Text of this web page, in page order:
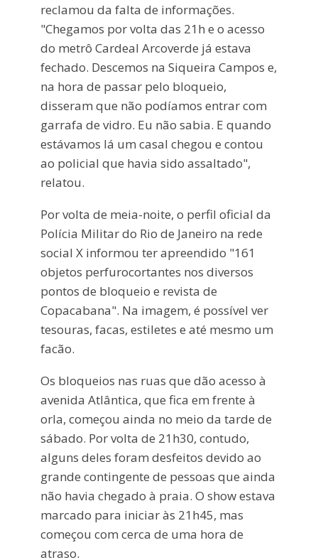
reclamou da falta de informações.
"Chegamos por volta das 21h e o acesso
do metrô Cardeal Arcoverde já estava
fechado. Descemos na Siqueira Campos e,
na hora de passar pelo bloqueio,
disseram que não podíamos entrar com
garrafa de vidro. Eu não sabia. E quando
estávamos lá um casal chegou e contou
ao policial que havia sido assaltado",
relatou.
Por volta de meia-noite, o perfil oficial da
Polícia Militar do Rio de Janeiro na rede
social X informou ter apreendido "161
objetos perfurocortantes nos diversos
pontos de bloqueio e revista de
Copacabana". Na imagem, é possível ver
tesouras, facas, estiletes e até mesmo um
facão.
Os bloqueios nas ruas que dão acesso à
avenida Atlântica, que fica em frente à
orla, começou ainda no meio da tarde de
sábado. Por volta de 21h30, contudo,
alguns deles foram desfeitos devido ao
grande contingente de pessoas que ainda
não havia chegado à praia. O show estava
marcado para iniciar às 21h45, mas
começou com cerca de uma hora de
atraso.